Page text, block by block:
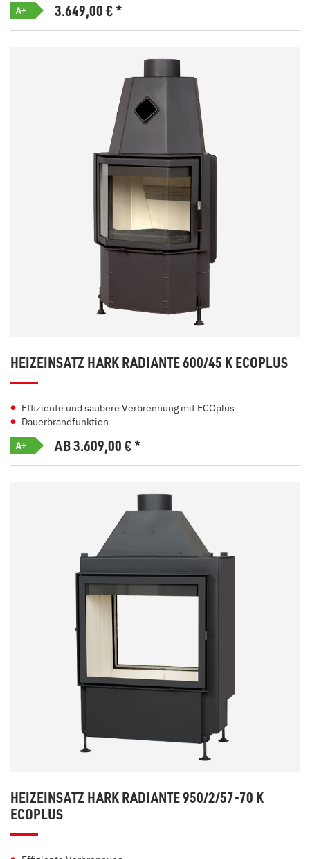
A+ 3.649,00€*
HEIZEINSATZ HARK RADIANTE 600/45 K ECOPLUS
Effiziente und saubere Verbrennung mit ECOplus
Dauerbrandfunktion
A+ AB 3.609,00€*
HEIZEINSATZ HARK RADIANTE 950/2/57-70 K
ECOPLUS